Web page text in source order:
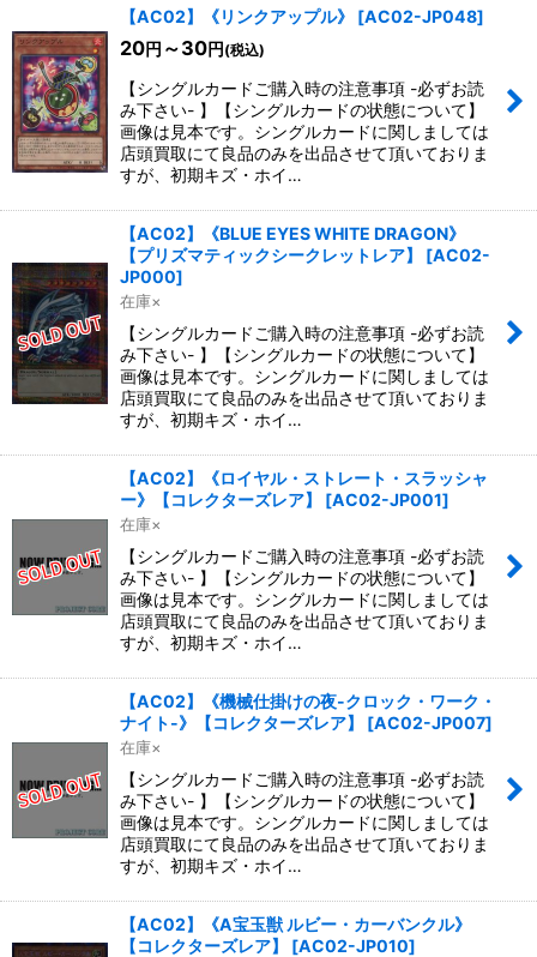
【AC02】《リンクアップル》 [AC02-JP048]
20円 ～30円 (税込)
【シングルカードご購入時の注意事項 -必ずお読
み下さい- 】【シングルカードの状態について】
画像は見本です。シングルカードに関しましては
店頭買取にて良品のみを出品させて頂いておりま
すが、初期キズ・ホイ…
【AC02】《BLUE EYES WHITE DRAGON》
【プリズマティックシークレットレア】
[AC02-
JP000]
在庫×
【シングルカードご購入時の注意事項 -必ずお読
み下さい- 】【シングルカードの状態について】
画像は見本です。シングルカードに関しましては
店頭買取にて良品のみを出品させて頂いておりま
すが、初期キズ・ホイ…
【AC02】《ロイヤル・ストレート・スラッシャ
ー》【コレクターズレア】
[AC02-JP001]
在庫×
【シングルカードご購入時の注意事項 -必ずお読
み下さい- 】【シングルカードの状態について】
画像は見本です。シングルカードに関しましては
店頭買取にて良品のみを出品させて頂いておりま
すが、初期キズ・ホイ…
【AC02】《機械仕掛けの夜-クロック・ワーク・
ナイト-》【コレクターズレア】
[AC02-JP007]
在庫×
【シングルカードご購入時の注意事項 -必ずお読
み下さい- 】【シングルカードの状態について】
画像は見本です。シングルカードに関しましては
店頭買取にて良品のみを出品させて頂いておりま
すが、初期キズ・ホイ…
【AC02】《A宝玉獣 ルビー・カーバンクル》
【コレクターズレア】
[AC02-JP010]